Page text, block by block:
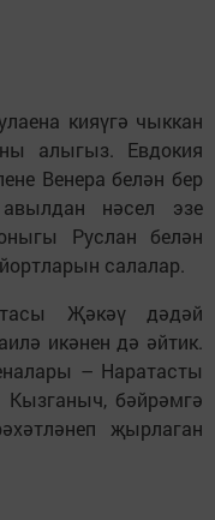
кияүгә чыккан
алыгыз. Евдокия
Венера белән бер
нәсел эзе
Руслан белән
салалар.
Җәкәү дәдәй
икәнен дә әйтик.
– Наратасты
бәйрәмгә
җырлаган